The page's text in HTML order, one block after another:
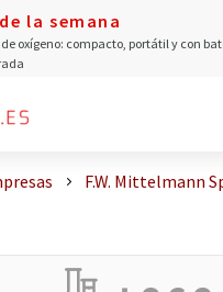
la semana
oxígeno: compacto, portátil y con
F.W. Mittelmann